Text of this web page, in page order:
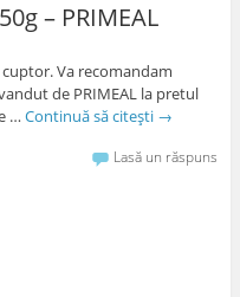
– PRIMEAL
Va recomandam
de PRIMEAL la pretul
… Continuă să citești →
Lasă un răspuns